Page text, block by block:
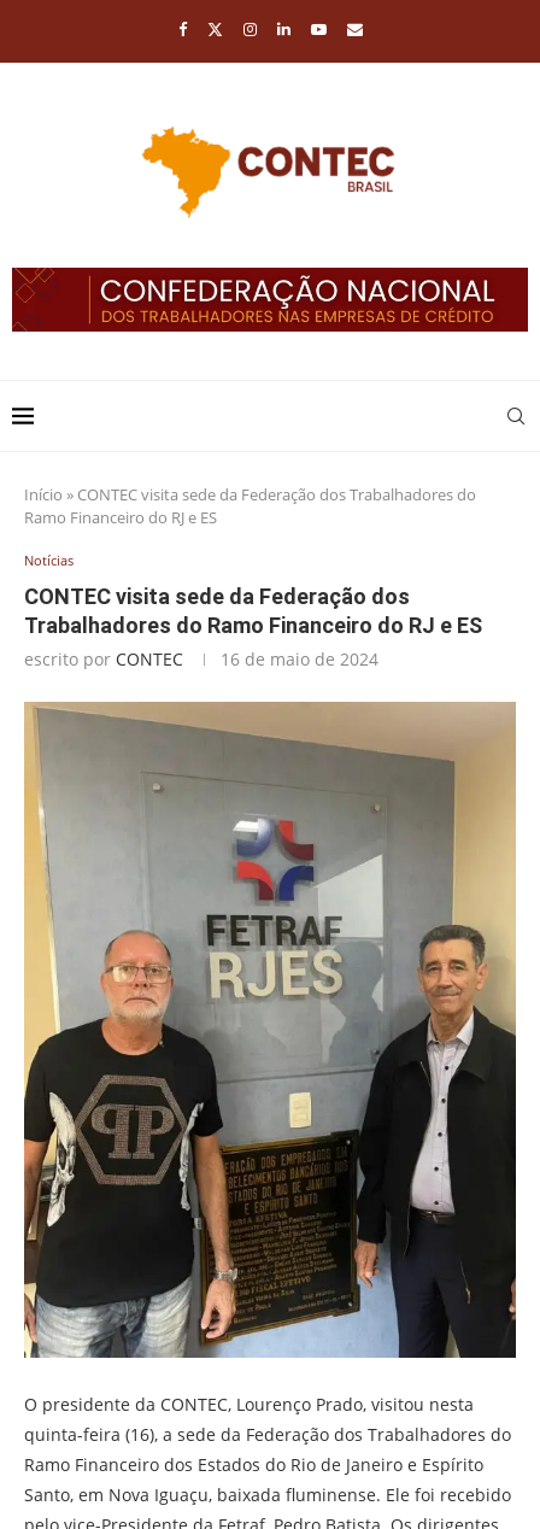
Início » CONTEC visita sede da Federação dos Trabalhadores do
Ramo Financeiro do RJ e ES
Notícias
CONTEC visita sede da Federação dos
Trabalhadores do Ramo Financeiro do RJ e ES
escrito por CONTEC 16 de maio de 2024
O presidente da CONTEC, Lourenço Prado, visitou nesta
quinta-feira (16), a sede da Federação dos Trabalhadores do
Ramo Financeiro dos Estados do Rio de Janeiro e Espírito
Santo, em Nova Iguaçu, baixada fluminense. Ele foi recebido